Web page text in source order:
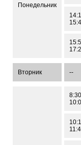
Понедельник
Вторник --